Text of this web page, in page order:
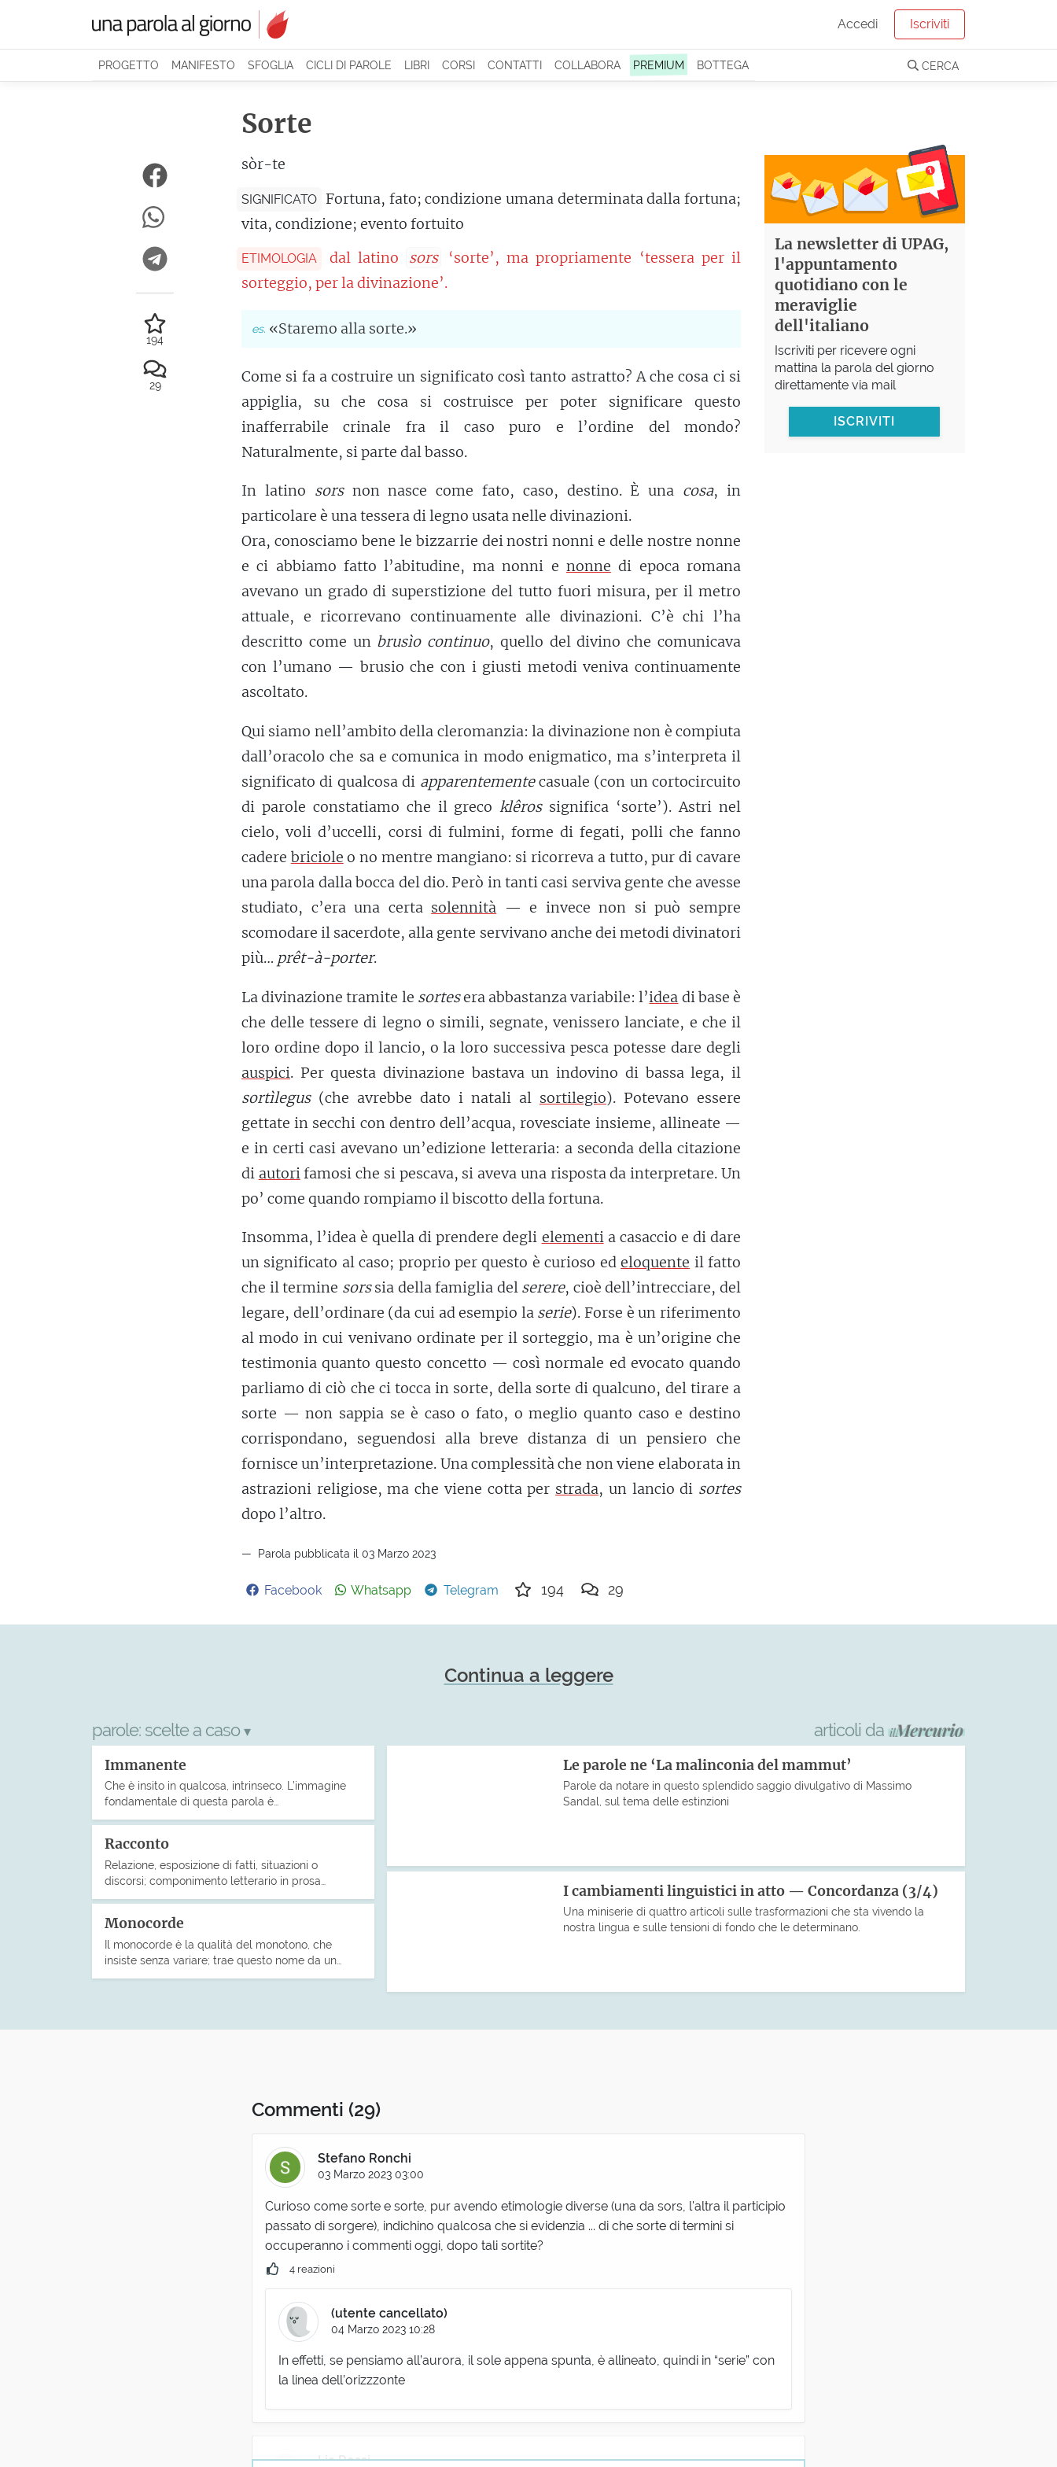
Accedi Iscriviti
PROGETTO MANIFESTO SFOGLIA CICLI DI PAROLE LIBRI CORSI CONTATTI COLLABORA PREMIUM BOTTEGA CERCA
Sorte
sòr-te
SIGNIFICATO Fortuna, fato; condizione umana determinata dalla fortuna;
vita, condizione; evento fortuito
ETIMOLOGIA dal latino sors
‘sorte’, ma propriamente ‘tessera per il
sorteggio, per la divinazione’.
«Staremo alla sorte.»
Come si fa a costruire un significato così tanto astratto? A che cosa ci si
appiglia, su che cosa si costruisce per poter significare questo
inafferrabile crinale fra il caso puro e l’ordine del mondo?
Naturalmente, si parte dal basso.
In latino sorsnon nasce come fato, caso, destino. È una cosa, in
particolare è una tessera di legno usata nelle divinazioni.
Ora, conosciamo bene le bizzarrie dei nostri nonni e delle nostre nonne
e ci abbiamo fatto l’abitudine, ma nonni e nonne di epoca romana
avevano un grado di superstizione del tutto fuori misura, per il metro
attuale, e ricorrevano continuamente alle divinazioni. C’è chi l’ha
descritto come un brusìo continuo, quello del divino che comunicava
con l’umano — brusio che con i giusti metodi veniva continuamente
ascoltato.
Qui siamo nell’ambito della cleromanzia: la divinazione non è compiuta
dall’oracolo che sa e comunica in modo enigmatico, ma s’interpreta il
significato di qualcosa di apparentementecasuale (con un cortocircuito
di parole constatiamo che il greco klêrossignifica ‘sorte’). Astri nel
cielo, voli d’uccelli, corsi di fulmini, forme di fegati, polli che fanno
cadere briciole o no mentre mangiano: si ricorreva a tutto, pur di cavare
una parola dalla bocca del dio. Però in tanti casi serviva gente che avesse
studiato, c’era una certa solennità — e invece non si può sempre
scomodare il sacerdote, alla gente servivano anche dei metodi divinatori
più… prêt-à-porter.
La divinazione tramite le sortesera abbastanza variabile: l’idea di base è
che delle tessere di legno o simili, segnate, venissero lanciate, e che il
loro ordine dopo il lancio, o la loro successiva pesca potesse dare degli
auspici. Per questa divinazione bastava un indovino di bassa lega, il
sortìlegus(che avrebbe dato i natali al sortilegio). Potevano essere
gettate in secchi con dentro dell’acqua, rovesciate insieme, allineate —
e in certi casi avevano un’edizione letteraria: a seconda della citazione
di autori famosi che si pescava, si aveva una risposta da interpretare. Un
po’ come quando rompiamo il biscotto della fortuna.
Insomma, l’idea è quella di prendere degli elementia casaccio e di dare
un significato al caso; proprio per questo è curioso edeloquente il fatto
che il termine sorssia della famiglia del serere, cioè dell’intrecciare, del
legare, dell’ordinare (da cui ad esempio la serie). Forse è un riferimento
al modo in cui venivano ordinate per il sorteggio, ma è un’origine che
testimonia quanto questo concetto — così normale ed evocato quando
parliamo di ciò che ci tocca in sorte, della sorte di qualcuno, del tirare a
sorte — non sappia se è caso o fato, o meglio quanto caso e destino
corrispondano, seguendosi alla breve distanza di un pensiero che
fornisce un’interpretazione. Una complessità che non viene elaborata in
astrazioni religiose, ma che viene cotta per strada, un lancio di sortes
dopo l’altro.
Parola pubblicata il 03 Marzo 2023
Facebook Whatsapp Telegram 194 29
194
29
La newsletter di UPAG,
l'appuntamento
quotidiano con le
meraviglie
dell'italiano
Iscriviti per ricevere ogni
mattina la parola del giorno
direttamente via mail
ISCRIVITI
Continua a leggere
parole: scelte a caso ▾
Immanente
Che è insito in qualcosa, intrinseco. L’immagine
fondamentale di questa parola è…
Racconto
Relazione, esposizione di fatti, situazioni o
discorsi; componimento letterario in prosa…
Monocorde
Il monocorde è la qualità del monotono, che
insiste senza variare; trae questo nome da un…
articoli da
Le parole ne ‘La malinconia del mammut’
Parole da notare in questo splendido saggio divulgativo di Massimo
Sandal, sul tema delle estinzioni
I cambiamenti linguistici in atto — Concordanza (3/4)
Una miniserie di quattro articoli sulle trasformazioni che sta vivendo la
nostra lingua e sulle tensioni di fondo che le determinano.
Commenti (29)
Stefano Ronchi
03 Marzo 2023 03:00
Curioso come sorte e sorte, pur avendo etimologie diverse (una da sors, l'altra il participio
passato di sorgere), indichino qualcosa che si evidenzia ... di che sorte di termini si
occuperanno i commenti oggi, dopo tali sortite?
4 reazioni
(utente cancellato)
04 Marzo 2023 10:28
In effetti, se pensiamo all’aurora, il sole appena spunta, è allineato, quindi in “serie” con
la linea dell’orizzzonte
Lia Rossi